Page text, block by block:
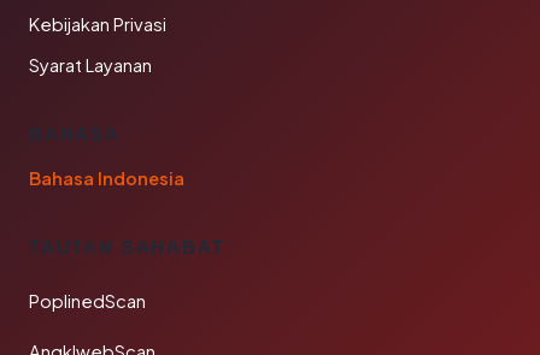
Kebijakan Privasi
Syarat Layanan
BAHASA
Bahasa Indonesia
TAUTAN SAHABAT
PoplinedScan